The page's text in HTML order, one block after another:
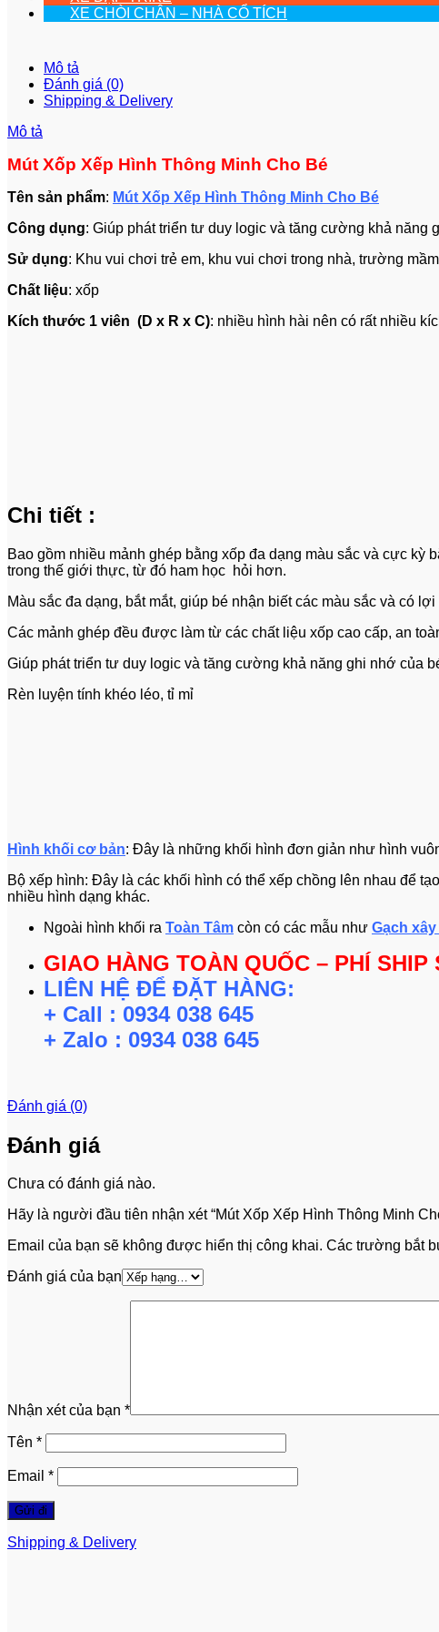
XE CHÒI CHÂN – NHÀ CỔ TÍCH
Mô tả
Đánh giá (0)
Shipping & Delivery
Mô tả
Mút Xốp Xếp Hình Thông Minh Cho Bé
Tên sản phẩm: Mút Xốp Xếp Hình Thông Minh Cho Bé
Công dụng: Giúp phát triển tư duy logic và tăng cường khả năng
Sử dụng: Khu vui chơi trẻ em, khu vui chơi trong nhà, trường
Chất liệu: xốp
Kích thước 1 viên (D x R x C): nhiều hình hài nên có rất nhiều
Chi tiết :
Bao gồm nhiều mảnh ghép bằng xốp đa dạng màu sắc và cực
trong thế giới thực, từ đó ham học hỏi hơn.
Màu sắc đa dạng, bắt mắt, giúp bé nhận biết các màu sắc và có
Các mảnh ghép đều được làm từ các chất liệu xốp cao cấp, an
Giúp phát triển tư duy logic và tăng cường khả năng ghi nhớ của
Rèn luyện tính khéo léo, tỉ mỉ
Hình khối cơ bản: Đây là những khối hình đơn giản như hình
Bộ xếp hình: Đây là các khối hình có thể xếp chồng lên nhau để
nhiều hình dạng khác.
Ngoài hình khối ra Toàn Tâm còn có các mẫu như Gạch
GIAO HÀNG TOÀN QUỐC – PHÍ SHIP
LIÊN HỆ ĐỂ ĐẶT HÀNG:
+ Call : 0934 038 645
+ Zalo : 0934 038 645
Đánh giá (0)
Đánh giá
Chưa có đánh giá nào.
Hãy là người đầu tiên nhận xét “Mút Xốp Xếp Hình Thông Minh
Email của bạn sẽ không được hiển thị công khai. Các trường bắt
Đánh giá của bạn
Nhận xét của bạn *
Tên *
Email *
Shipping & Delivery